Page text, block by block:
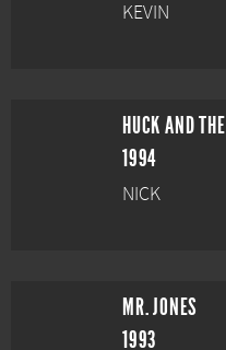
KEVIN
HUCK AND
1994
NICK
MR. JONES
1993